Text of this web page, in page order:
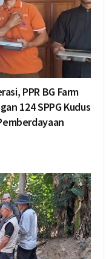
PPR BG Farm
124 SPPG Kudus